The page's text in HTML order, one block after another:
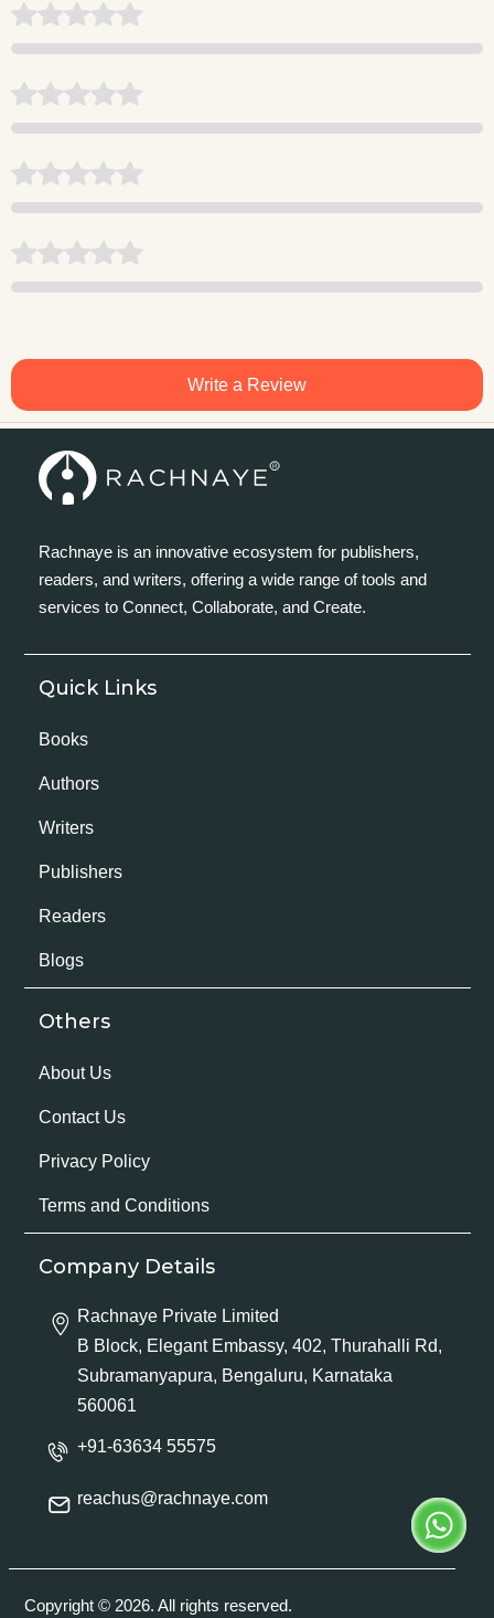
Write a Review
Rachnaye is an innovative ecosystem for publishers,
readers, and writers, offering a wide range of tools and
services to Connect, Collaborate, and Create.
Quick Links
Books
Authors
Writers
Publishers
Readers
Blogs
Others
About Us
Contact Us
Privacy Policy
Terms and Conditions
Company Details
Rachnaye Private Limited
B Block, Elegant Embassy, 402, Thurahalli Rd,
Subramanyapura, Bengaluru, Karnataka
560061
+91-63634 55575
reachus@rachnaye.com
Copyright © 2026. All rights reserved.